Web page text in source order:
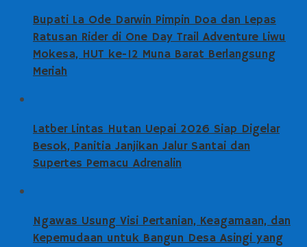
Bupati La Ode Darwin Pimpin Doa dan Lepas
Ratusan Rider di One Day Trail Adventure Liwu
Mokesa, HUT ke-12 Muna Barat Berlangsung
Meriah
Latber Lintas Hutan Uepai 2026 Siap Digelar
Besok, Panitia Janjikan Jalur Santai dan
Supertes Pemacu Adrenalin
Ngawas Usung Visi Pertanian, Keagamaan, dan
Kepemudaan untuk Bangun Desa Asingi yang